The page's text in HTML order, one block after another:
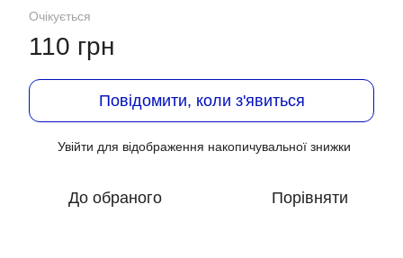
Очікується
110 грн
Повідомити, коли з'явиться
Увійти для відображення накопичувальної знижки
До обраного Порівняти